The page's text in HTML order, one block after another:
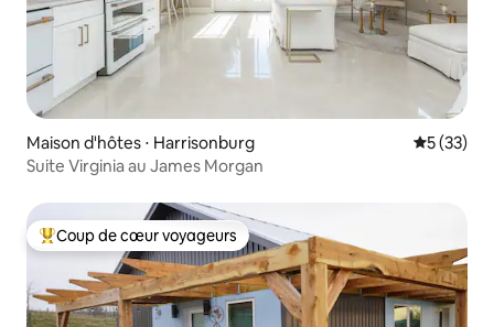
Maison d'hôtes ⋅ Harrisonburg
5 (33)
Suite Virginia au James Morgan
Coups de cœur voyageurs les plus appréciés
Coup de cœur voyageurs